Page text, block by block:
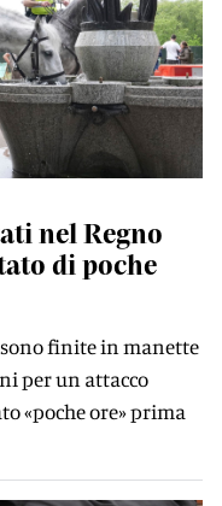
nel Regno
di poche
finite in manette
per un attacco
«poche ore» prima